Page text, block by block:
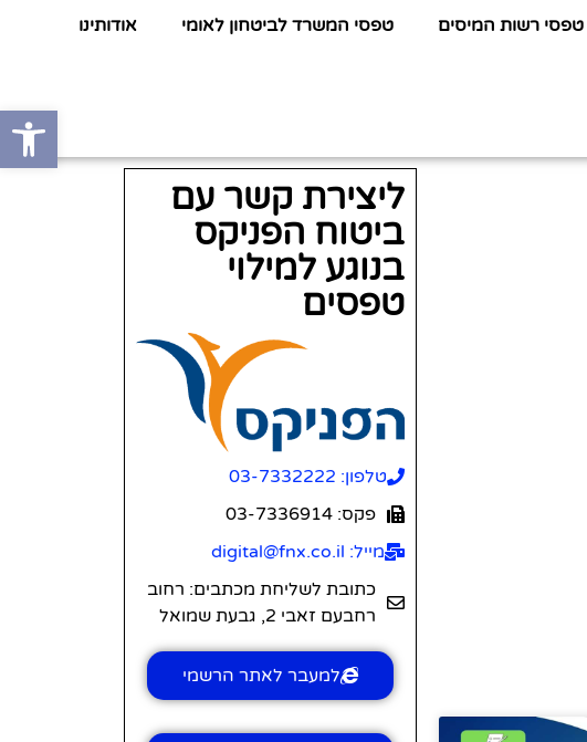
טפסי רשות המיסים טפסי המשרד לביטחון לאומי אודותינו
ליצירת קשר עם
ביטוח הפניקס
בנוגע למילוי
טפסים
טלפון: 03-7332222
פקס: 03-7336914
מייל: digital@fnx.co.il
כתובת לשליחת מכתבים: רחוב
רחבעם זאבי 2, גבעת שמואל
למעבר לאתר הרשמי
פתח